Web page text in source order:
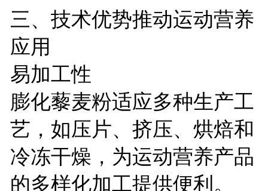
三、技术优势推动运动营养
应用
易加工性
膨化藜麦粉适应多种生产工
艺，如压片、挤压、烘焙和
冷冻干燥，为运动营养产品
的多样化加工提供便利。